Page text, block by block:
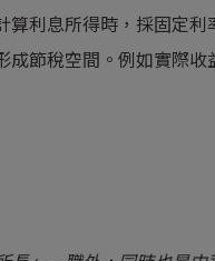
算利息所得時，採固定
成節稅空間。例如實際